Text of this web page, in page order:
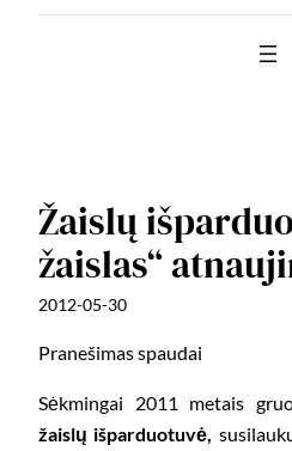
Žaislų
žaislas“
2012-05-30
Pranešimas spaudai
Sėkmingai 2011 metais
žaislų išparduotuvė,